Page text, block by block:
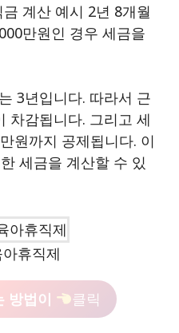
계산 예시 2년 8개월
만원인 경우 세금을
3년입니다. 따라서 근
차감됩니다. 그리고 세
원까지 공제됩니다. 이
세금을 계산할 수 있
휴직제
방법이 클릭